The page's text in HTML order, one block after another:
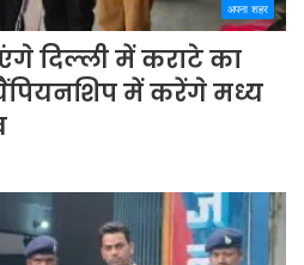
अपना शहर
दिल्ली में कराटे का
में करेंगे मध्य